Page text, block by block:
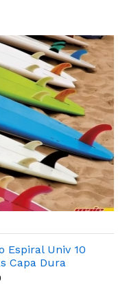
Espiral Univ 10
Capa Dura
- Pct Com 4